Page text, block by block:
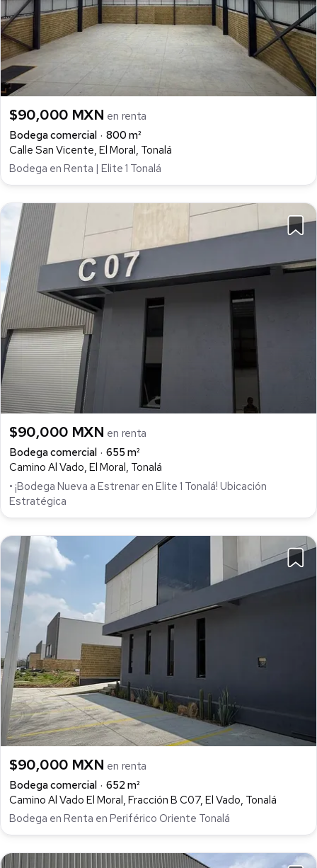
$90,000 MXN en renta
Bodega comercial
800 m²
Calle San Vicente, El Moral, Tonalá
Bodega en Renta | Elite 1 Tonalá
$90,000 MXN en renta
Bodega comercial
655 m²
Camino Al Vado, El Moral, Tonalá
• ¡Bodega Nueva a Estrenar en Elite 1 Tonalá! Ubicación
Estratégica
$90,000 MXN en renta
Bodega comercial
652 m²
Camino Al Vado El Moral, Fracción B C07, El Vado, Tonalá
Bodega en Renta en Periférico Oriente Tonalá